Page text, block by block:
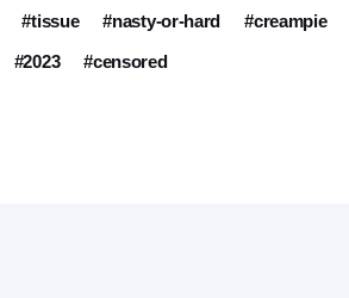
#tissue #nasty-or-hard #creampie
#2023 #censored